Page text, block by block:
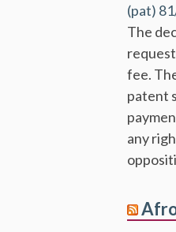
(pat)
The
fee.
patent
any